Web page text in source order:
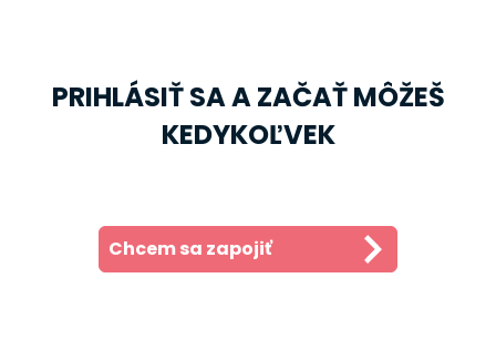
PRIHLÁSIŤ SA A ZAČAŤ MÔŽEŠ
KEDYKOĽVEK
Chcem sa zapojiť